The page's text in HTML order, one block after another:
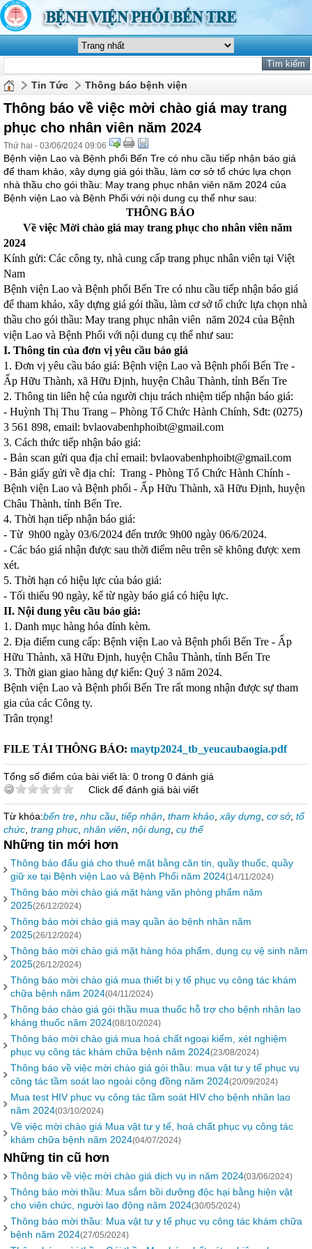
Tin Tức Thông báo bệnh viện
Thông báo về việc mời chào giá may trang
phục cho nhân viên năm 2024
Thứ hai - 03/06/2024 09:06
Bệnh viện Lao và Bệnh phổi Bến Tre có nhu cầu tiếp nhận báo giá
để tham khảo, xây dựng giá gói thầu, làm cơ sở tổ chức lựa chọn
nhà thầu cho gói thầu: May trang phục nhân viên năm 2024 của
Bệnh viện Lao và Bệnh Phổi với nội dung cụ thể như sau:
THÔNG BÁO
Về việc Mời chào giá may trang phục cho nhân viên năm
2024
Kính gửi: Các công ty, nhà cung cấp trang phục nhân viên tại Việt
Nam
Bệnh viện Lao và Bệnh phổi Bến Tre có nhu cầu tiếp nhận báo giá
để tham khảo, xây dựng giá gói thầu, làm cơ sở tổ chức lựa chọn nhà
thầu cho gói thầu: May trang phục nhân viên năm 2024 của Bệnh
viện Lao và Bệnh Phổi với nội dung cụ thể như sau:
I. Thông tin của đơn vị yêu cầu báo giá
1. Đơn vị yêu cầu báo giá: Bệnh viện Lao và Bệnh phổi Bến Tre -
Ấp Hữu Thành, xã Hữu Định, huyện Châu Thành, tỉnh Bến Tre
2. Thông tin liên hệ của người chịu trách nhiệm tiếp nhận báo giá:
- Huỳnh Thị Thu Trang – Phòng Tổ Chức Hành Chính, Sđt: (0275)
3 561 898, email: bvlaovabenhphoibt@gmail.com
3. Cách thức tiếp nhận báo giá:
- Bản scan gửi qua địa chỉ email: bvlaovabenhphoibt@gmail.com
- Bản giấy gửi về địa chỉ: Trang - Phòng Tổ Chức Hành Chính -
Bệnh viện Lao và Bệnh phổi - Ấp Hữu Thành, xã Hữu Định, huyện
Châu Thành, tỉnh Bến Tre.
4. Thời hạn tiếp nhận báo giá:
- Từ 9h00 ngày 03/6/2024 đến trước 9h00 ngày 06/6/2024.
- Các báo giá nhận được sau thời điểm nêu trên sẽ không được xem
xét.
5. Thời hạn có hiệu lực của báo giá:
- Tối thiểu 90 ngày, kể từ ngày báo giá có hiệu lực.
II. Nội dung yêu cầu báo giá:
1. Danh mục hàng hóa đính kèm.
2. Địa điểm cung cấp: Bệnh viện Lao và Bệnh phổi Bến Tre - Ấp
Hữu Thành, xã Hữu Định, huyện Châu Thành, tỉnh Bến Tre
3. Thời gian giao hàng dự kiến: Quý 3 năm 2024.
Bệnh viện Lao và Bệnh phổi Bến Tre rất mong nhận được sự tham
gia của các Công ty.
Trân trọng!
FILE TẢI THÔNG BÁO: maytp2024_tb_yeucaubaogia.pdf
Tổng số điểm của bài viết là: 0 trong 0 đánh giá
Click để đánh giá bài viết
Từ khóa:bến tre nhu cầu tiếp nhận tham khảo xây dựng cơ sở, tổ
chức trang phục nhân viên nội dung cụ thể
Những tin mới hơn
Thông báo đấu giá cho thuê mặt bằng căn tin, quầy thuốc, quầy
giữ xe tại Bệnh viện Lao và Bệnh Phổi năm 2024(14/11/2024)
Thông báo mời chào giá mặt hàng văn phòng phẩm năm
2025(26/12/2024)
Thông báo mời chào giá may quần áo bệnh nhân năm
2025(26/12/2024)
Thông báo mời chào giá mặt hàng hóa phẩm, dụng cụ vệ sinh năm
2025(26/12/2024)
Thông báo mời chào giá mua thiết bị y tế phục vụ công tác khám
chữa bệnh năm 2024(04/11/2024)
Thông báo chào giá gói thầu mua thuốc hỗ trợ cho bệnh nhân lao
kháng thuốc năm 2024(08/10/2024)
Thông báo mời chào giá mua hoá chất ngoại kiểm, xét nghiệm
phục vụ công tác khám chữa bệnh năm 2024(23/08/2024)
Thông báo về việc mời chào giá gói thầu: mua vật tư y tế phục vụ
công tác tầm soát lao ngoài cộng đồng năm 2024(20/09/2024)
Mua test HIV phục vụ công tác tầm soát HIV cho bệnh nhân lao
năm 2024(03/10/2024)
Về việc mời chào giá Mua vật tư y tế, hoá chất phục vụ công tác
khám chữa bệnh năm 2024(04/07/2024)
Những tin cũ hơn
Thông báo về việc mời chào giá dịch vụ in năm 2024(03/06/2024)
Thông báo mời thầu: Mua sắm bồi dưỡng độc hại bằng hiện vật
cho viên chức, người lao động năm 2024(30/05/2024)
Thông báo mời thầu: Mua vật tư y tế phục vụ công tác khám chữa
bệnh năm 2024(27/05/2024)